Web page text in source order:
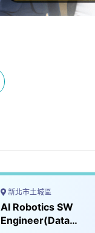
新北市土城區
AI Robotics SW
Engineer(Data